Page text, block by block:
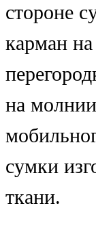
стороне
карман
на
сумки
ткани.